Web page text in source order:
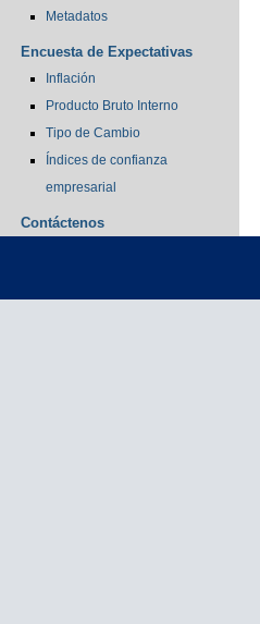
Metadatos
Encuesta de Expectativas
Inflación
Producto Bruto Interno
Tipo de Cambio
Índices de confianza
empresarial
Contáctenos